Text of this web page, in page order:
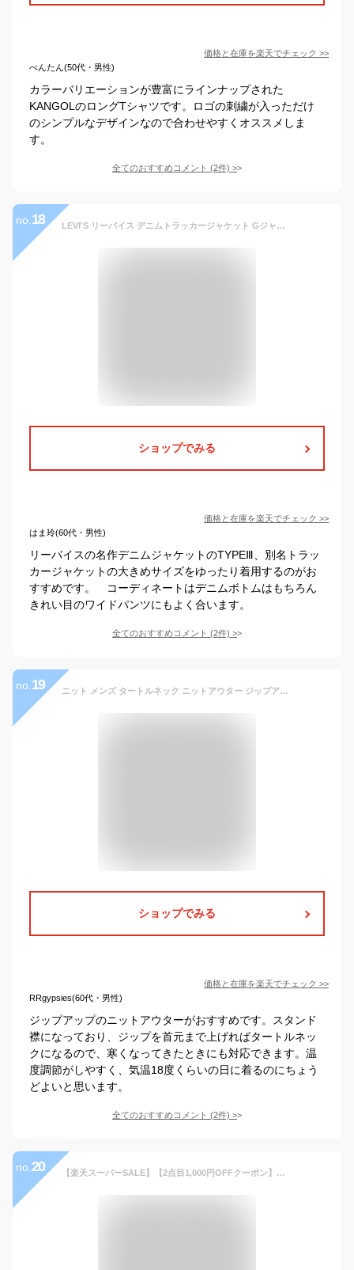
価格と在庫を楽天でチェック >>
べんたん(50代・男性)
カラーバリエーションが豊富にラインナップされた
KANGOLのロングTシャツです。ロゴの刺繍が入っただけ
のシンプルなデザインなので合わせやすくオススメしま
す。
全てのおすすめコメント (2件) >
no. 18 LEVI'S リーバイス デニムトラッカージャケット Gジャン 軽アウター メンズ レディース ユニセックス 72334
ショップでみる
価格と在庫を楽天でチェック >>
はま玲(60代・男性)
リーバイスの名作デニムジャケットのTYPEⅢ、別名トラッ
カージャケットの大きめサイズをゆったり着用するのがお
すすめです。 コーディネートはデニムボトムはもちろん
きれい目のワイドパンツにもよく合います。
全てのおすすめコメント (2件) >
no. 19 ニット メンズ タートルネック ニットアウター ジップアップ スタンド襟 ブルゾン 全6色 934S0801 ジェネレス
ショップでみる
価格と在庫を楽天でチェック >>
RRgypsies(60代・男性)
ジップアップのニットアウターがおすすめです。スタンド
襟になっており、ジップを首元まで上げればタートルネッ
クになるので、寒くなってきたときにも対応できます。温
度調節がしやすく、気温18度くらいの日に着るのにちょう
どよいと思います。
全てのおすすめコメント (2件) >
no. 20 【楽天スーパーSALE】【2点目1,000円OFFクーポン】プルオーバー パーカー メンズ おしゃれ スウェットパーカー フーディ◆裏毛プリントプルオーバーパーカー◆フード パーカ スウェット トレーナー オリジナル ブランド 秋服 秋 オーバーサイズ ペアルック 30代 40代